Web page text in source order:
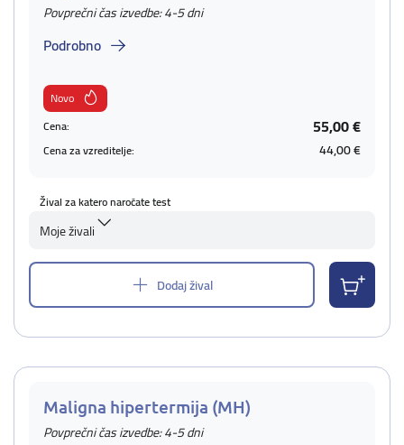
Povprečni čas izvedbe: 4-5 dni
Podrobno
Novo
Cena:
55,00 €
Cena za vzreditelje: 44,00 €
Žival za katero naročate test
Moje živali
Dodaj žival
Maligna hipertermija (MH)
Povprečni čas izvedbe: 4-5 dni